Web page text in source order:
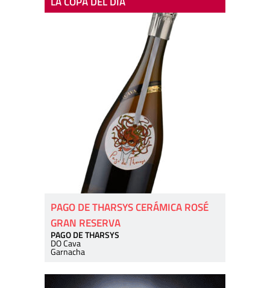
PAGO DE THARSYS CERÁMICA ROSÉ
GRAN RESERVA
PAGO DE THARSYS
DO Cava
Garnacha